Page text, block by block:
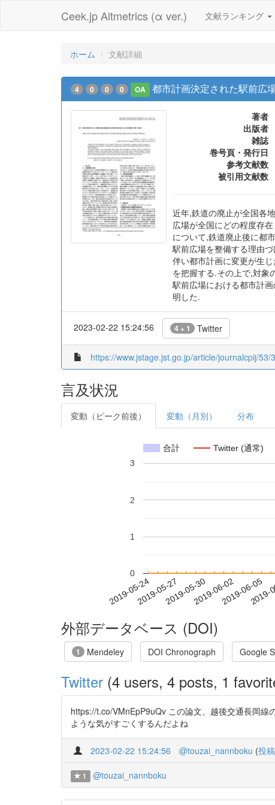
Ceek.jp Altmetrics (α ver.) 文献ランキング
ホーム 文献詳細
4 0 0 0 OA 都市計画決定された駅前広
著者
出版者
雑誌
巻号頁・発行日
参考文献数
被引用文献数
近年,鉄道の廃止が全国各
広場が全国にどの程度存
について,鉄道廃止後に都
駅前広場を整備する理由
伴い都市計画に変更が生
を把握する.その上で,対象
駅前広場における都市計
明した.
2023-02-22 15:24:56 4 + 1 Twitter
https://www.jstage.jst.go.jp/article/journalcpij/
言及状況
変動（ピーク前後） 変動（月別） 分布
合計 Twitter (通常)
2019-05-242019-05-272019-05-302019-06-022019-06-05
0
1
2
3
外部データベース (DOI)
1 Mendeley DOI Chronograph Google
Twitter (4 users, 4 posts, 1
https://t.co/VMnEpP9uQv この論文、越後交通長岡
ような気がすごくするんだよね
2023-02-22 15:24:56 @touzai_nannboku (投
1 @touzai_nannboku